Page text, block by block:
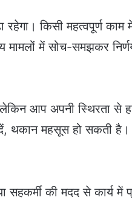
किसी महत्वपूर्ण
मामलों में सोच-समझकर
आप अपनी स्थिरता से
थकान महसूस हो सकती है।
की मदद से कार्य में